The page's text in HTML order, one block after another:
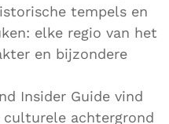
tempels en
elke regio van het
en bijzondere
Insider Guide vind
culturele achtergrond